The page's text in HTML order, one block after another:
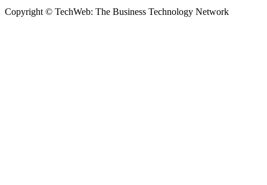
Copyright © TechWeb: The Business Technology Network